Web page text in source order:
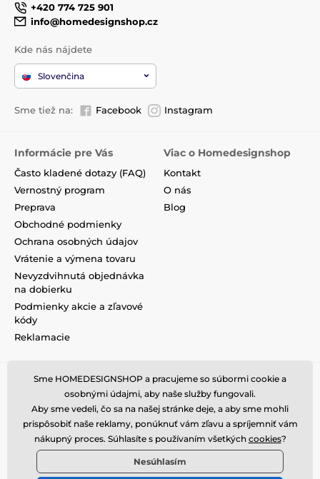
+420 774 725 901
info@homedesignshop.cz
Kde nás nájdete
Slovenčina
Sme tiež na: Facebook Instagram
Informácie pre Vás
Často kladené dotazy (FAQ)
Vernostný program
Preprava
Obchodné podmienky
Ochrana osobných údajov
Vrátenie a výmena tovaru
Nevyzdvihnutá objednávka
na dobierku
Podmienky akcie a zľavové
kódy
Reklamacie
Viac o Homedesignshop
Kontakt
O nás
Blog
Sme HOMEDESIGNSHOP a pracujeme so súbormi cookie a
osobnými údajmi, aby naše služby fungovali.
Aby sme vedeli, čo sa na našej stránke deje, a aby sme mohli
prispôsobiť naše reklamy, ponúknuť vám zľavu a spríjemniť vám
nákupný proces. Súhlasíte s používaním všetkých cookies?
Nesúhlasím